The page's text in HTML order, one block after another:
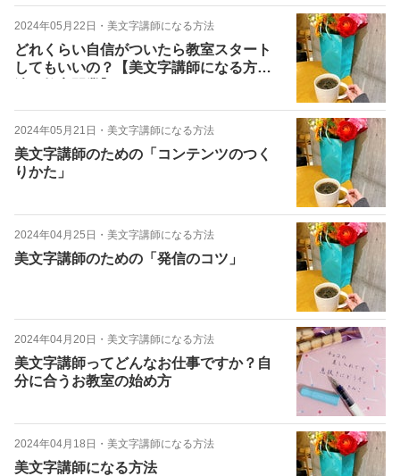
2024年05月22日 ・ 美文字講師になる方法
どれくらい自信がついたら教室スタート
してもいいの？【美文字講師になる方
2024年05月21日 ・ 美文字講師になる方法
美文字講師のための「コンテンツのつく
りかた」
2024年04月25日 ・ 美文字講師になる方法
美文字講師のための「発信のコツ」
2024年04月20日 ・ 美文字講師になる方法
美文字講師ってどんなお仕事ですか？自
分に合うお教室の始め方
2024年04月18日 ・ 美文字講師になる方法
美文字講師になる方法